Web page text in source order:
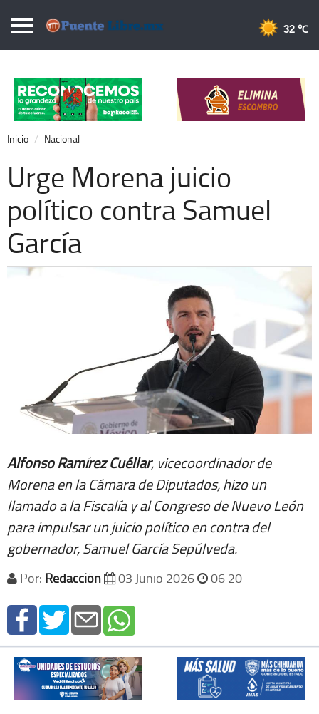
Puentelibre.mx
Local
Nacional
Opinión
Cronos
Economía
Espectáculos
32 ℃
Inicio Nacional
Urge Morena juicio
político contra Samuel
García
Alfonso Ramírez Cuéllar, vicecoordinador de
Morena en la Cámara de Diputados, hizo un
llamado a la Fiscalía y al Congreso de Nuevo León
para impulsar un juicio político en contra del
gobernador, Samuel García Sepúlveda.
Por: Redacción 03 Junio 2026 06 20